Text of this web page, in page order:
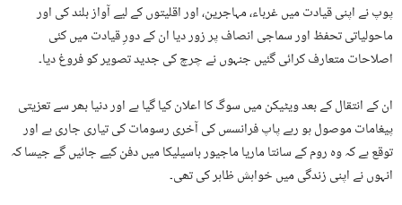
پوپ نے اپنی قیادت میں غرباء، مہاجرین، اور اقلیتوں کے لیے آواز بلند کی اور
ماحولیاتی تحفظ اور سماجی انصاف پر زور دیا ان کے دورِ قیادت میں کئی
اصلاحات متعارف کرائی گئیں جنہوں نے چرچ کی جدید تصویر کو فروغ دیا۔
ان کے انتقال کے بعد ویٹیکن میں سوگ کا اعلان کیا گیا ہے اور دنیا بھر سے تعزیتی
پیغامات موصول ہو رہے پاپ فرانسس کی آخری رسومات کی تیاری جاری ہے اور
توقع ہے کہ وہ روم کے سانتا ماریا ماجیور باسیلیکا میں دفن کیے جائیں گے جیسا کہ
انہوں نے اپنی زندگی میں خواہش ظاہر کی تھی۔